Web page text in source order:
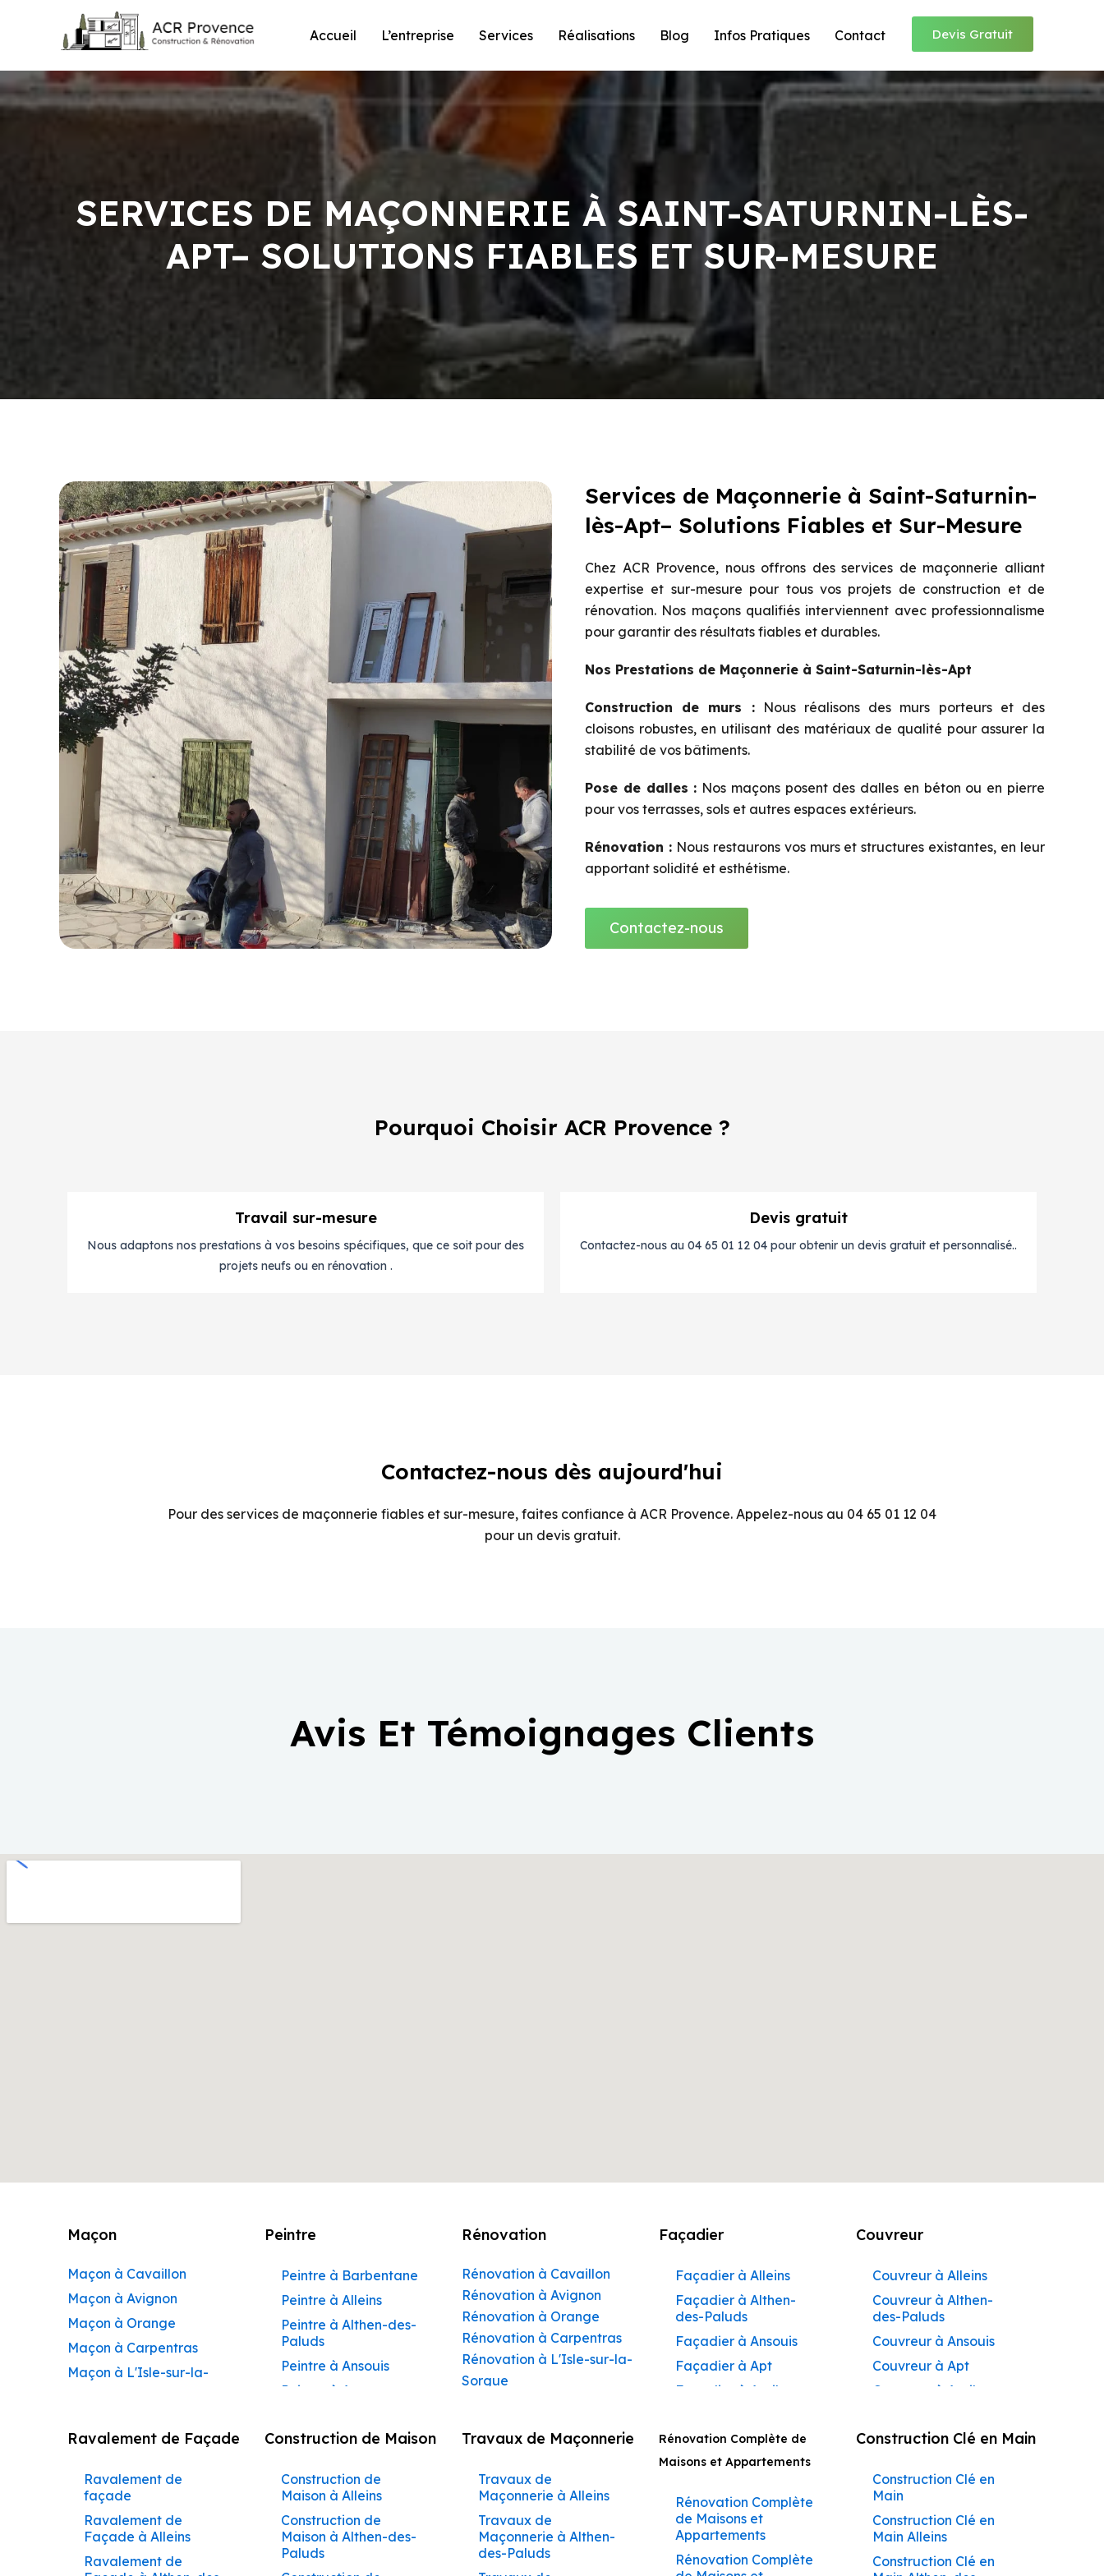
Accueil L’entreprise Services Réalisations Blog Infos Pratiques Contact Devis Gratuit
SERVICES DE MAÇONNERIE À SAINT-SATURNIN-LÈS-
APT– SOLUTIONS FIABLES ET SUR-MESURE
Services de Maçonnerie à Saint-Saturnin-
lès-Apt– Solutions Fiables et Sur-Mesure
Chez ACR Provence, nous offrons des services de maçonnerie alliant
expertise et sur-mesure pour tous vos projets de construction et de
rénovation. Nos maçons qualifiés interviennent avec professionnalisme
pour garantir des résultats fiables et durables.
Nos Prestations de Maçonnerie à Saint-Saturnin-lès-Apt
Construction de murs :Nous réalisons des murs porteurs et des
cloisons robustes, en utilisant des matériaux de qualité pour assurer la
stabilité de vos bâtiments.
Pose de dalles : Nos maçons posent des dalles en béton ou en pierre
pour vos terrasses, sols et autres espaces extérieurs.
Rénovation :Nous restaurons vos murs et structures existantes, en leur
apportant solidité et esthétisme.
Contactez-nous
Pourquoi Choisir ACR Provence ?
Travail sur-mesure
Nous adaptons nos prestations à vos besoins spécifiques, que ce soit pour des
projets neufs ou en rénovation .
Devis gratuit
Contactez-nous au 04 65 01 12 04 pour obtenir un devis gratuit et personnalisé..
Contactez-nous dès aujourd'hui
Pour des services de maçonnerie fiables et sur-mesure, faites confiance à ACR Provence. Appelez-nous au 04 65 01 12 04
pour un devis gratuit.
Avis Et Témoignages Clients
Maçon
Maçon à Cavaillon
Maçon à Avignon
Maçon à Orange
Maçon à Carpentras
Maçon à L'Isle-sur-la-
Maçon à Pertuis
Maçon à Le Pontet
Maçon à Vaison-la-
Romaine
Maçon à Bollène
Peintre
Peintre à Barbentane
Peintre à Alleins
Peintre à Althen-des-
Paluds
Peintre à Ansouis
Peintre à Apt
Peintre à Aurons
Peintre à Beaumettes
Peintre à Beaumont-
de-Pertuis
Peintre à Bédarrides
Rénovation
Rénovation à Cavaillon
Rénovation à Avignon
Rénovation à Orange
Rénovation à Carpentras
Rénovation à L'Isle-sur-la-
Sorgue
Rénovation à Sorgues
Rénovation à Vaison-la-
Romaine
Rénovation à Bollène
Rénovation à Monteux
Rénovation à Valréas
Façadier
Façadier à Alleins
Façadier à Althen-
des-Paluds
Façadier à Ansouis
Façadier à Apt
Façadier à Auribeau
Façadier à
AvignonFaçadier à
Barbentane
Façadier à
Beaumettes
Façadier à Beaumont-
Couvreur
Couvreur à Alleins
Couvreur à Althen-
des-Paluds
Couvreur à Ansouis
Couvreur à Apt
Couvreur à Auribeau
Couvreur à Avignon
Barbentane
Couvreur à
Beaumettes
Couvreur à Beaumont-
de-Pertuis
Ravalement de Façade
Ravalement de
façade
Ravalement de
Façade à Alleins
Ravalement de
Construction de Maison
Construction de
Maison à Alleins
Construction de
Maison à Althen-des-
Paluds
Travaux de Maçonnerie
Travaux de
Maçonnerie à Alleins
Travaux de
Maçonnerie à Althen-
des-Paluds
Rénovation Complète de
Maisons et Appartements
Rénovation Complète
de Maisons et
Appartements
Rénovation Complète
Construction Clé en Main
Construction Clé en
Main
Construction Clé en
Main Alleins
Construction Clé en